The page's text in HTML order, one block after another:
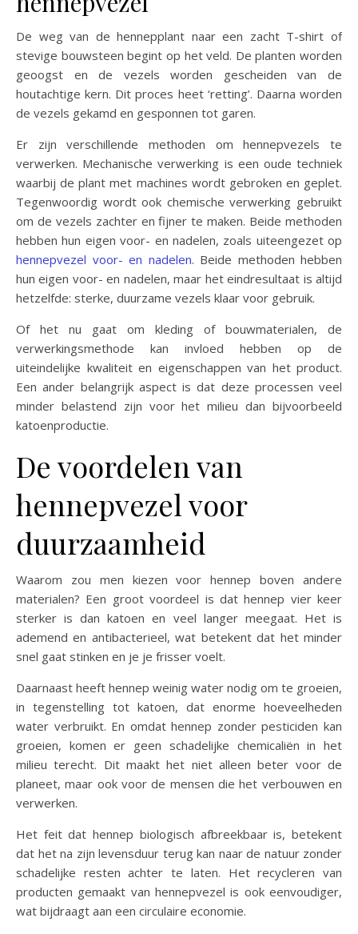
De weg van de hennepplant naar een zacht T-shirt of
stevige bouwsteen begint op het veld. De planten worden
geoogst en de vezels worden gescheiden van de
houtachtige kern. Dit proces heet ‘retting’. Daarna worden
de vezels gekamd en gesponnen tot garen.
Er zijn verschillende methoden om hennepvezels te
verwerken. Mechanische verwerking is een oude techniek
waarbij de plant met machines wordt gebroken en geplet.
Tegenwoordig wordt ook chemische verwerking gebruikt
om de vezels zachter en fijner te maken. Beide methoden
hebben hun eigen voor- en nadelen, zoals uiteengezet op
hennepvezel voor- en nadelen. Beide methoden hebben
hun eigen voor- en nadelen, maar het eindresultaat is altijd
hetzelfde: sterke, duurzame vezels klaar voor gebruik.
Of het nu gaat om kleding of bouwmaterialen, de
verwerkingsmethode kan invloed hebben op de
uiteindelijke kwaliteit en eigenschappen van het product.
Een ander belangrijk aspect is dat deze processen veel
minder belastend zijn voor het milieu dan bijvoorbeeld
katoenproductie.
De voordelen van
hennepvezel voor
duurzaamheid
Waarom zou men kiezen voor hennep boven andere
materialen? Een groot voordeel is dat hennep vier keer
sterker is dan katoen en veel langer meegaat. Het is
ademend en antibacterieel, wat betekent dat het minder
snel gaat stinken en je je frisser voelt.
Daarnaast heeft hennep weinig water nodig om te groeien,
in tegenstelling tot katoen, dat enorme hoeveelheden
water verbruikt. En omdat hennep zonder pesticiden kan
groeien, komen er geen schadelijke chemicaliën in het
milieu terecht. Dit maakt het niet alleen beter voor de
planeet, maar ook voor de mensen die het verbouwen en
verwerken.
Het feit dat hennep biologisch afbreekbaar is, betekent
dat het na zijn levensduur terug kan naar de natuur zonder
schadelijke resten achter te laten. Het recycleren van
producten gemaakt van hennepvezel is ook eenvoudiger,
wat bijdraagt aan een circulaire economie.